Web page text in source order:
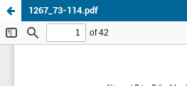
1267_73-114.pdf